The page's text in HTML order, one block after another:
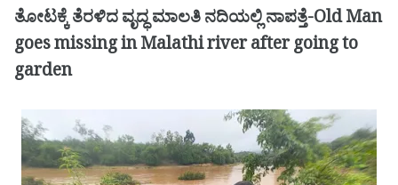
ತೋಟಕ್ಕೆ ತೆರಳಿದ ವೃದ್ಧ ಮಾಲತಿ ನದಿಯಲ್ಲಿ ನಾಪತ್ತೆ-Old Man
goes missing in Malathi river after going to
garden